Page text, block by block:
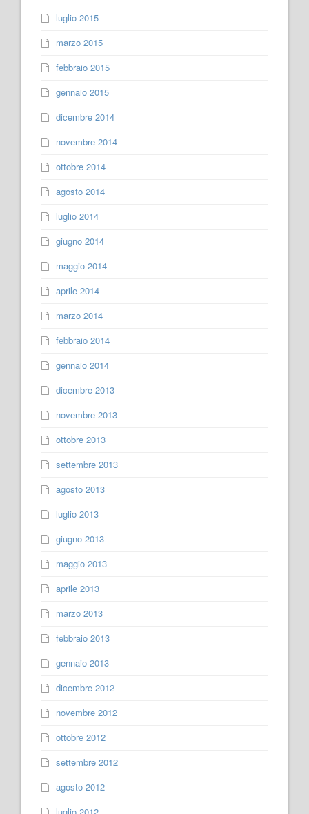
luglio 2015
marzo 2015
febbraio 2015
gennaio 2015
dicembre 2014
novembre 2014
ottobre 2014
agosto 2014
luglio 2014
giugno 2014
maggio 2014
aprile 2014
marzo 2014
febbraio 2014
gennaio 2014
dicembre 2013
novembre 2013
ottobre 2013
settembre 2013
agosto 2013
luglio 2013
giugno 2013
maggio 2013
aprile 2013
marzo 2013
febbraio 2013
gennaio 2013
dicembre 2012
novembre 2012
ottobre 2012
settembre 2012
agosto 2012
luglio 2012